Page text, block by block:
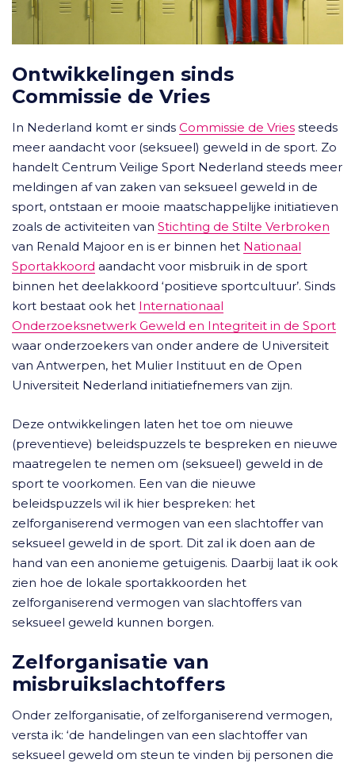
Ontwikkelingen sinds
Commissie de Vries
In Nederland komt er sinds Commissie de Vries steeds
meer aandacht voor (seksueel) geweld in de sport. Zo
handelt Centrum Veilige Sport Nederland steeds meer
meldingen af van zaken van seksueel geweld in de
sport, ontstaan er mooie maatschappelijke initiatieven
zoals de activiteiten van Stichting de Stilte Verbroken
van Renald Majoor en is er binnen het Nationaal
Sportakkoord aandacht voor misbruik in de sport
binnen het deelakkoord ‘positieve sportcultuur’. Sinds
kort bestaat ook het Internationaal
Onderzoeksnetwerk Geweld en Integriteit in de Sport
waar onderzoekers van onder andere de Universiteit
van Antwerpen, het Mulier Instituut en de Open
Universiteit Nederland initiatiefnemers van zijn.
Deze ontwikkelingen laten het toe om nieuwe
(preventieve) beleidspuzzels te bespreken en nieuwe
maatregelen te nemen om (seksueel) geweld in de
sport te voorkomen. Een van die nieuwe
beleidspuzzels wil ik hier bespreken: het
zelforganiserend vermogen van een slachtoffer van
seksueel geweld in de sport. Dit zal ik doen aan de
hand van een anonieme getuigenis. Daarbij laat ik ook
zien hoe de lokale sportakkoorden het
zelforganiserend vermogen van slachtoffers van
seksueel geweld kunnen borgen.
Zelforganisatie van
misbruikslachtoffers
Onder zelforganisatie, of zelforganiserend vermogen,
versta ik: ‘de handelingen van een slachtoffer van
seksueel geweld om steun te vinden bij personen die